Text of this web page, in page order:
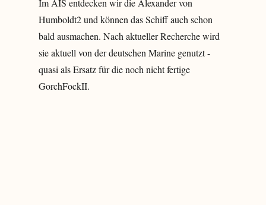
Im AIS entdecken wir die Alexander von
Humboldt2 und können das Schiff auch schon
bald ausmachen. Nach aktueller Recherche wird
sie aktuell von der deutschen Marine genutzt -
quasi als Ersatz für die noch nicht fertige
GorchFockII.